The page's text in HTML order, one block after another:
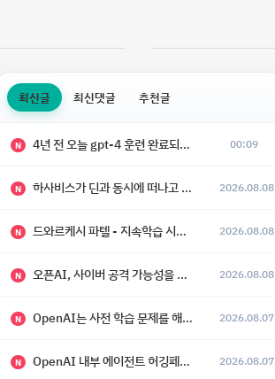
최신글 최신댓글 추천글
N 4년 전 오늘 gpt-4 훈련 완료되었다고 함 00:09
N 하사비스가 딘과 동시에 떠나고 싶어 했다 2026.08.08
N 드와르케시 파텔 - 지속학습 시대에 대한 8가지 예측 2026.08.08
N 오픈AI, 사이버 공격 가능성을 이유로 아스트라 모델 출시 연기 2026.08.08
N OpenAI는 사전 학습 문제를 해결했으며, 'Doug'라는 코드명을 가진 훨씬 더 큰 모델을 활발히 개발 중 2026.08.07
N OpenAI 내부 에이전트 허깅페이스 해킹 사건 정리 2026.08.07